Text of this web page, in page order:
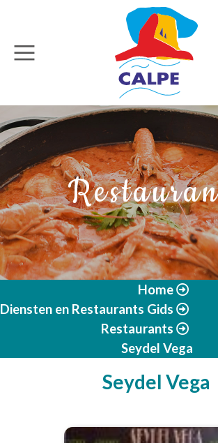
Overslaan en naar de inhoud gaan
Zoeken
Home
Diensten en Restaurants Gids
Restaurants
Seydel Vega
Seydel Vega